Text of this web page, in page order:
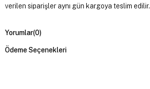
verilen siparişler aynı gün kargoya teslim edilir.
Yorumlar(0)
Ödeme Seçenekleri